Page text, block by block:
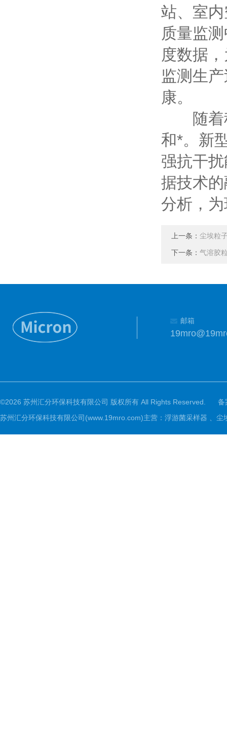
站、室
质量监
度数据
监测生
康。
随着科
和*。新
强抗干
据技术
分析，
上一条： 尘埃粒
下一条： 气溶胶
邮箱
©2026 苏州汇分环保科技有限公司 版权所有 All Rights Reserved.
备
苏州汇分环保科技有限公司(www.19mro.com)主营：浮游菌采样器 、